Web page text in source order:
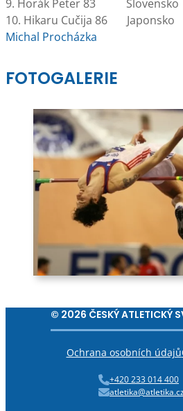
9. Horák Peter 83
10. Hikaru Cučija 86
Michal Procházka
FOTOGALERIE
© 2026 ČESKÝ ATLETICKÝ
Ochrana osobních údajů
+420 233 014 400